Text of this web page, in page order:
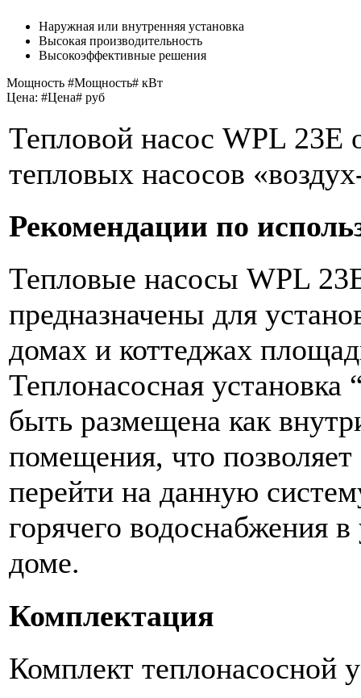
Наружная или внутренняя установка
Высокая производительность
Высокоэффективные решения
Мощность #Мощность# кВт
Цена: #Цена# руб
Тепловой насос WPL 23E
тепловых насосов
Рекомендации по
Тепловые насосы WPL
предназначены для
домах и коттеджах
Теплонасосная установка
быть размещена как
помещения, что
перейти на данную
горячего
доме.
Комплектация
Комплект теплонасосной